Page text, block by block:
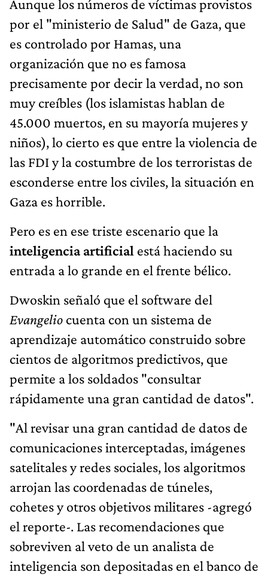
Aunque los números de víctimas provistos
por el "ministerio de Salud" de Gaza, que
es controlado por Hamas, una
organización que no es famosa
precisamente por decir la verdad, no son
muy creíbles (los islamistas hablan de
45.000 muertos, en su mayoría mujeres y
niños), lo cierto es que entre la violencia de
las FDI y la costumbre de los terroristas de
esconderse entre los civiles, la situación en
Gaza es horrible.
Pero es en ese triste escenario que la
inteligencia artificial está haciendo su
entrada a lo grande en el frente bélico.
Dwoskin señaló que el software del
Evangelio cuenta con un sistema de
aprendizaje automático construido sobre
cientos de algoritmos predictivos, que
permite a los soldados "consultar
rápidamente una gran cantidad de datos".
"Al revisar una gran cantidad de datos de
comunicaciones interceptadas, imágenes
satelitales y redes sociales, los algoritmos
arrojan las coordenadas de túneles,
cohetes y otros objetivos militares -agregó
el reporte-. Las recomendaciones que
sobreviven al veto de un analista de
inteligencia son depositadas en el banco de